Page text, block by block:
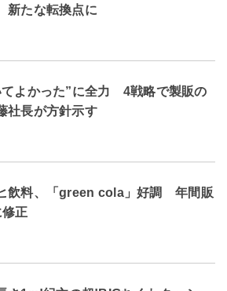
たな転換点に
てよかった”に全力 4戦略で製販の
長が方針示す
飲料、「green cola」好調 年間販
正